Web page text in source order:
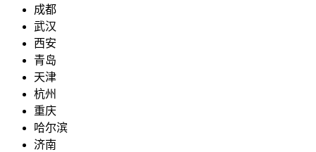
成都
武汉
西安
青岛
天津
杭州
重庆
哈尔滨
济南